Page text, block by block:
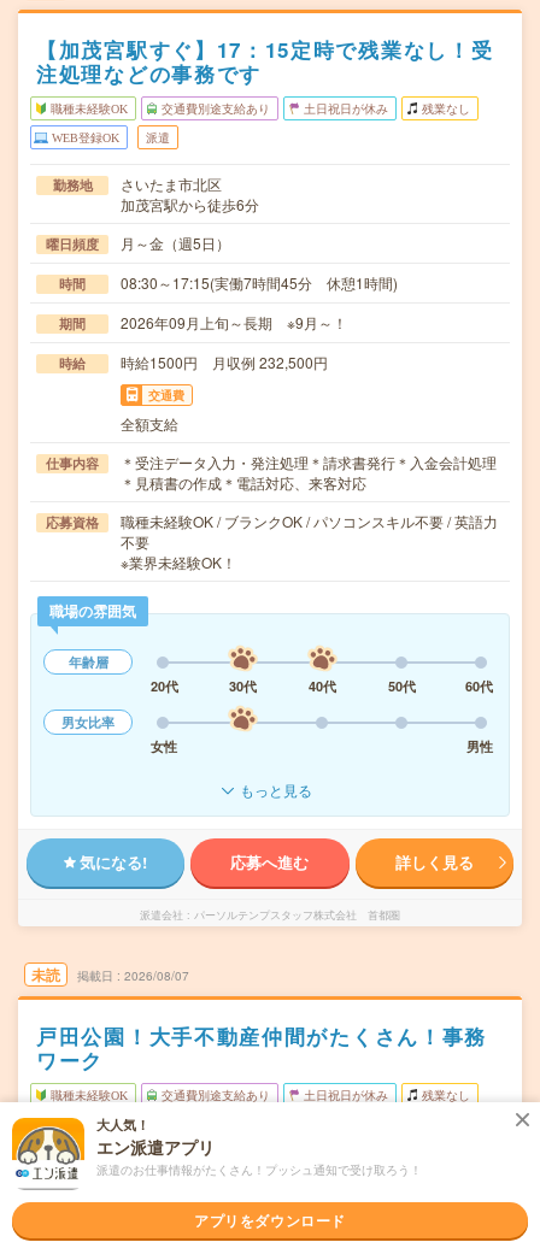
【加茂宮駅すぐ】17：15定時で残業なし！受
注処理などの事務です
職種未経験OK 交通費別途支給あり 土日祝日が休み 残業なし
WEB登録OK 派遣
勤務地
さいたま市北区
加茂宮駅から徒歩6分
曜日頻度 月～金（週5日）
時間 08:30～17:15(実働7時間45分 休憩1時間)
期間 2026年09月上旬～長期 ※9月～！
時給 時給1500円 月収例 232,500円
交通費
全額支給
仕事内容
＊受注データ入力・発注処理＊請求書発行＊入金会計処理
＊見積書の作成＊電話対応、来客対応
応募資格
職種未経験OK / ブランクOK / パソコンスキル不要 / 英語力
不要
※業界未経験OK！
職場の雰囲気
年齢層
20代
30代 40代 50代
60代
男女比率
女性
男性
もっと見る
気になる! 応募へ進む 詳しく見る
派遣会社 パーソルテンプスタッフ株式会社 首都圏
未読 掲載日 2026/08/07
戸田公園！大手不動産仲間がたくさん！事務
ワーク
職種未経験OK 交通費別途支給あり 土日祝日が休み 残業なし
WEB登録OK
勤務地
埼玉県戸田市
月～金（週5日） ※土日祝休み
大人気！
エン派遣アプリ
派遣のお仕事情報がたくさん！プッシュ通知で受け取ろう！
アプリをダウンロード